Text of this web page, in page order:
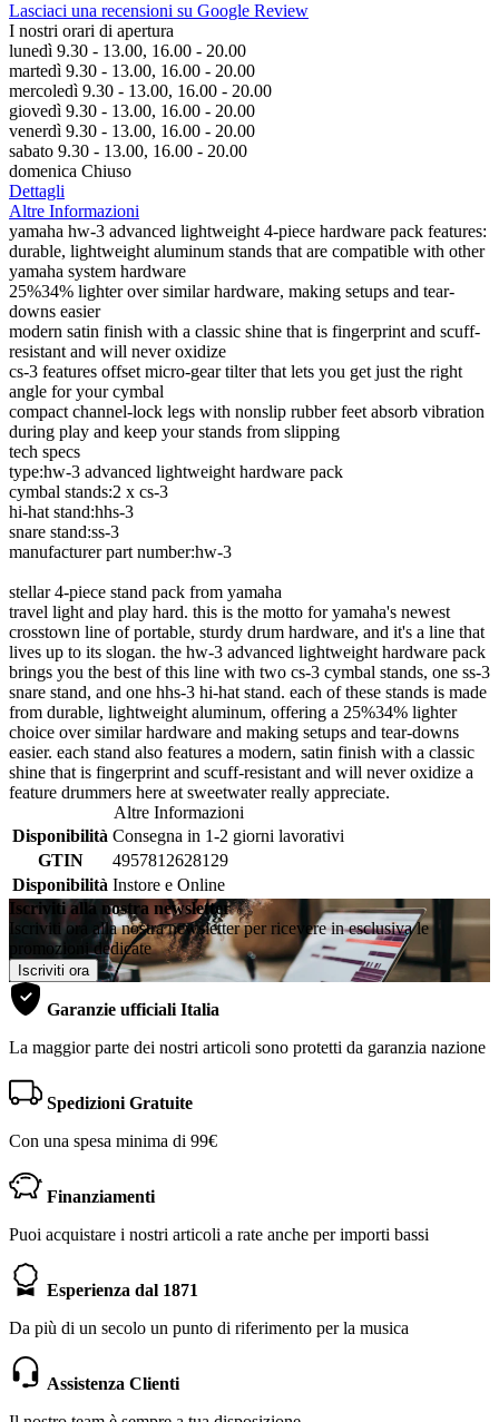
Lasciaci una recensioni su Google Review
I nostri orari di apertura
lunedì 9.30 - 13.00, 16.00 - 20.00
martedì 9.30 - 13.00, 16.00 - 20.00
mercoledì 9.30 - 13.00, 16.00 - 20.00
giovedì 9.30 - 13.00, 16.00 - 20.00
venerdì 9.30 - 13.00, 16.00 - 20.00
sabato 9.30 - 13.00, 16.00 - 20.00
domenica Chiuso
Dettagli
Altre Informazioni
yamaha hw-3 advanced lightweight 4-piece hardware pack features:
durable, lightweight aluminum stands that are compatible with other
yamaha system hardware
25%34% lighter over similar hardware, making setups and tear-
downs easier
modern satin finish with a classic shine that is fingerprint and scuff-
resistant and will never oxidize
cs-3 features offset micro-gear tilter that lets you get just the right
angle for your cymbal
compact channel-lock legs with nonslip rubber feet absorb vibration
during play and keep your stands from slipping
tech specs
type:hw-3 advanced lightweight hardware pack
cymbal stands:2 x cs-3
hi-hat stand:hhs-3
snare stand:ss-3
manufacturer part number:hw-3
stellar 4-piece stand pack from yamaha
travel light and play hard. this is the motto for yamaha's newest
crosstown line of portable, sturdy drum hardware, and it's a line that
lives up to its slogan. the hw-3 advanced lightweight hardware pack
brings you the best of this line with two cs-3 cymbal stands, one ss-3
snare stand, and one hhs-3 hi-hat stand. each of these stands is made
from durable, lightweight aluminum, offering a 25%34% lighter
choice over similar hardware and making setups and tear-downs
easier. each stand also features a modern, satin finish with a classic
shine that is fingerprint and scuff-resistant and will never oxidize a
feature drummers here at sweetwater really appreciate.
Altre Informazioni
Disponibilità Consegna in 1-2 giorni lavorativi
GTIN
4957812628129
Disponibilità Instore e Online
Iscriviti alla nostra newsletter
Iscriviti ora alla nostra newsletter per ricevere in esclusiva le
promozioni dedicate
Iscriviti ora
Garanzie ufficiali Italia
La maggior parte dei nostri articoli sono protetti da garanzia nazione
Spedizioni Gratuite
Con una spesa minima di 99€
Finanziamenti
Puoi acquistare i nostri articoli a rate anche per importi bassi
Esperienza dal 1871
Da più di un secolo un punto di riferimento per la musica
Assistenza Clienti